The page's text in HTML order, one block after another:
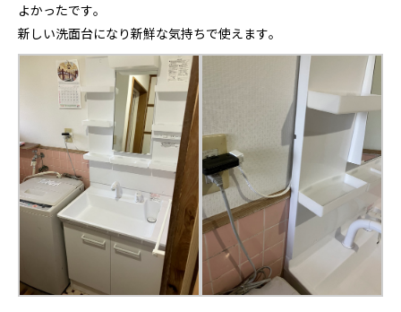
よかったです。
新しい洗面台になり新鮮な気持ちで使えます。